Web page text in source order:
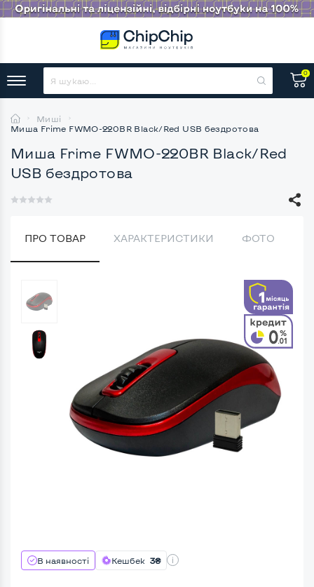
0
Миші
Миша Frime FWMO-220ВR Black/Red USB бездротова
Миша Frime FWMO-220ВR Black/Red
USB бездротова
ПРО ТОВАР ХАРАКТЕРИСТИКИ ФОТО
В наявності Кешбек 3₴